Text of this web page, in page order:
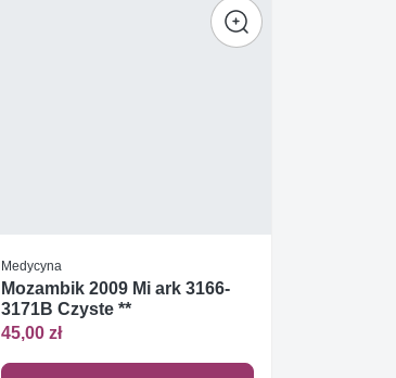
Medycyna
Mozambik 2009 Mi ark 3166-
3171B Czyste **
45,00 zł